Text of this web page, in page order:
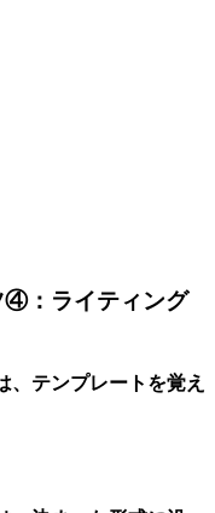
④：ライティング
、テンプレートを覚え